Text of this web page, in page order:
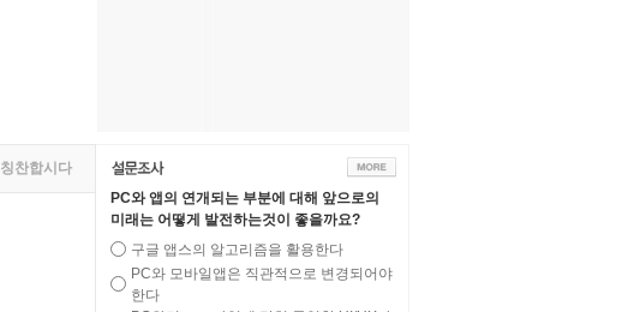
칭찬합시다
PC와 앱의 연개되는 부분에 대해 앞으로의
미래는 어떻게 발전하는것이 좋을까요?
구글 앱스의 알고리즘을 활용한다
PC와 모바일앱은 직관적으로 변경되어야
한다